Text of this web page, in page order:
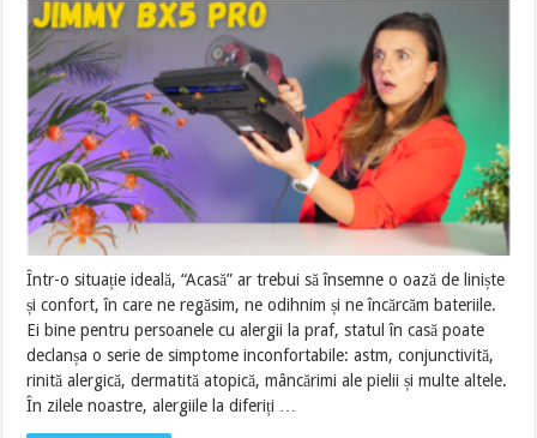
Într-o situație ideală, “Acasă” ar trebui să însemne o oază de liniște
și confort, în care ne regăsim, ne odihnim și ne încărcăm bateriile.
Ei bine pentru persoanele cu alergii la praf, statul în casă poate
declanșa o serie de simptome inconfortabile: astm, conjunctivită,
rinită alergică, dermatită atopică, mâncărimi ale pielii și multe altele.
În zilele noastre, alergiile la diferiți …